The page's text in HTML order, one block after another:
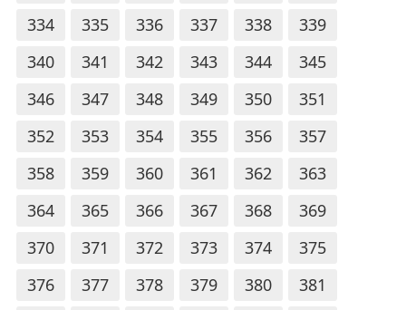
334
335 336 337 338
339
340
341 342 343 344
345
346
347 348 349 350
351
352
353 354 355 356
357
358
359 360 361 362
363
364
365 366 367 368
369
370
371 372 373 374
375
376
377 378 379 380
381